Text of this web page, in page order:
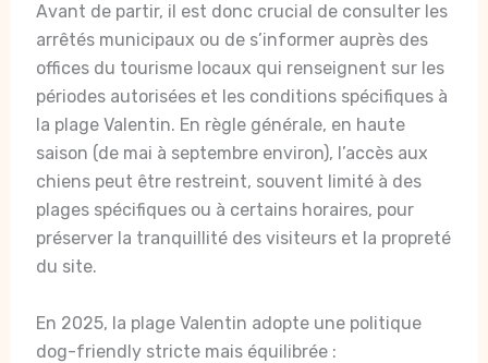
Avant de partir, il est donc crucial de consulter les
arrêtés municipaux ou de s’informer auprès des
offices du tourisme locaux qui renseignent sur les
périodes autorisées et les conditions spécifiques à
la plage Valentin. En règle générale, en haute
saison (de mai à septembre environ), l’accès aux
chiens peut être restreint, souvent limité à des
plages spécifiques ou à certains horaires, pour
préserver la tranquillité des visiteurs et la propreté
du site.
En 2025, la plage Valentin adopte une politique
dog-friendly stricte mais équilibrée :